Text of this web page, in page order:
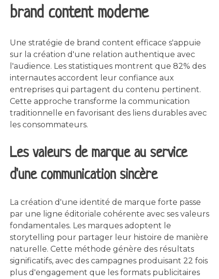
brand content moderne
Une stratégie de brand content efficace s'appuie
sur la création d'une relation authentique avec
l'audience. Les statistiques montrent que 82% des
internautes accordent leur confiance aux
entreprises qui partagent du contenu pertinent.
Cette approche transforme la communication
traditionnelle en favorisant des liens durables avec
les consommateurs.
Les valeurs de marque au service
d'une communication sincère
La création d'une identité de marque forte passe
par une ligne éditoriale cohérente avec ses valeurs
fondamentales. Les marques adoptent le
storytelling pour partager leur histoire de manière
naturelle. Cette méthode génère des résultats
significatifs, avec des campagnes produisant 22 fois
plus d'engagement que les formats publicitaires